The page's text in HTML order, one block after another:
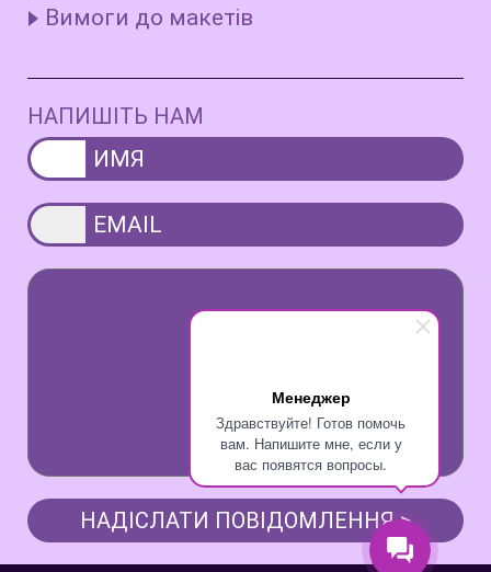
Менеджер
Здравствуйте! Готов помочь
вам. Напишите мне, если у
вас появятся вопросы.
Вимоги до макетів
НАПИШІТЬ НАМ